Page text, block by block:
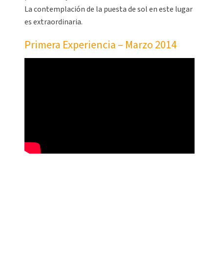
La contemplación de la puesta de sol en este lugar
es extraordinaria.
Primera Experiencia – Marzo 2014